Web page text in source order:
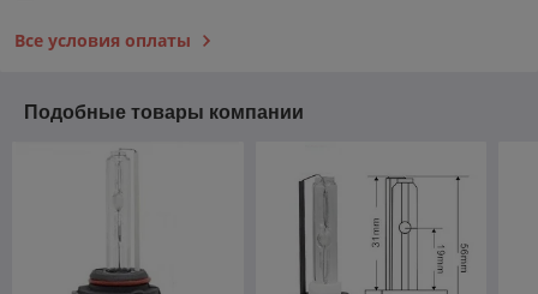
Все условия оплаты
Подобные товары компании